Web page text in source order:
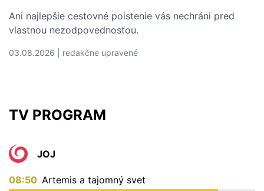
Ani najlepšie cestovné poistenie vás nechráni pred
vlastnou nezodpovednosťou.
03.08.2026 | redakčne upravené
TV PROGRAM
JOJ
08:50 Artemis a tajomný svet